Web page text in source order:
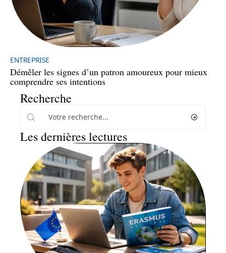
ENTREPRISE
Démêler les signes d’un patron amoureux pour mieux
comprendre ses intentions
Recherche
Les dernières lectures